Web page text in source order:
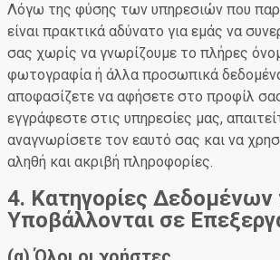
Λόγω της φύσης των υπηρεσιών που
είναι πρακτικά αδύνατο για εμάς να
σας χωρίς να γνωρίζουμε το πλήρες
φωτογραφία ή άλλα προσωπικά
αποφασίζετε να αφήσετε στο προφίλ
εγγράφεστε στις υπηρεσίες μας,
αναγνωρίσετε τον εαυτό σας και να
αληθή και ακριβή πληροφορίες.
4. Κατηγορίες Δεδομένων
Υποβάλλονται σε